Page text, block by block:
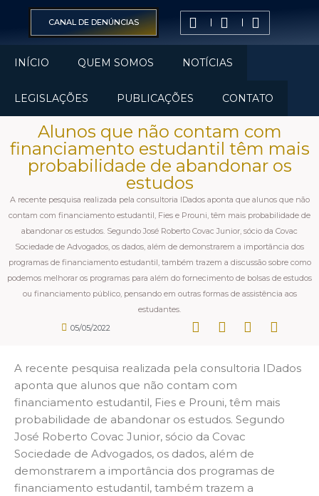
CANAL DE DENÚNCIAS
INÍCIO QUEM SOMOS NOTÍCIAS
LEGISLAÇÕES PUBLICAÇÕES CONTATO
Alunos que não contam com
financiamento estudantil têm mais
probabilidade de abandonar os
estudos
A recente pesquisa realizada pela consultoria IDados aponta que alunos que não
contam com financiamento estudantil, Fies e Prouni, têm mais probabilidade de
abandonar os estudos. Segundo José Roberto Covac Junior, sócio da Covac
Sociedade de Advogados, os dados, além de demonstrarem a importância dos
programas de financiamento estudantil, também trazem a discussão sobre como
podemos melhorar os programas para além do fornecimento de bolsas de estudos
ou financiamento público, pensando em outras formas de assistência aos
estudantes.
05/05/2022
A recente pesquisa realizada pela consultoria IDados
aponta que alunos que não contam com
financiamento estudantil, Fies e Prouni, têm mais
probabilidade de abandonar os estudos. Segundo
José Roberto Covac Junior, sócio da Covac
Sociedade de Advogados, os dados, além de
demonstrarem a importância dos programas de
financiamento estudantil, também trazem a